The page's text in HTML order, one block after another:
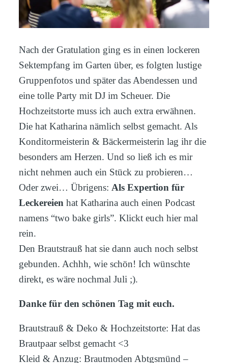
Nach der Gratulation ging es in einen lockeren
Sektempfang im Garten über, es folgten lustige
Gruppenfotos und später das Abendessen und
eine tolle Party mit DJ im Scheuer. Die
Hochzeitstorte muss ich auch extra erwähnen.
Die hat Katharina nämlich selbst gemacht. Als
Konditormeisterin & Bäckermeisterin lag ihr die
besonders am Herzen. Und so ließ ich es mir
nicht nehmen auch ein Stück zu probieren…
Oder zwei… Übrigens: Als Expertion für
Leckereien hat Katharina auch einen Podcast
namens “two bake girls”.Klickt euch hier mal
rein.
Den Brautstrauß hat sie dann auch noch selbst
gebunden. Achhh, wie schön! Ich wünschte
direkt, es wäre nochmal Juli ;).
Danke für den schönen Tag mit euch.
Brautstrauß & Deko & Hochzeitstorte: Hat das
Brautpaar selbst gemacht <3
Kleid & Anzug:Brautmoden Abtgsmünd –